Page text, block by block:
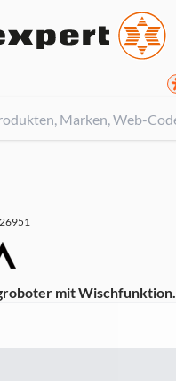
mit Wischfunktion